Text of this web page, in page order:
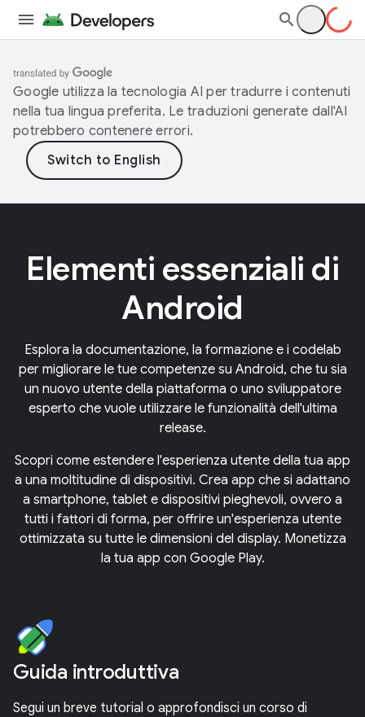
Google utilizza la tecnologia AI per tradurre i contenuti
nella tua lingua preferita. Le traduzioni generate dall'AI
potrebbero contenere errori.
Elementi essenziali di
Android
Esplora la documentazione, la formazione e i codelab
per migliorare le tue competenze su Android, che tu sia
un nuovo utente della piattaforma o uno sviluppatore
esperto che vuole utilizzare le funzionalità dell'ultima
release.
Scopri come estendere l'esperienza utente della tua app
a una moltitudine di dispositivi. Crea app che si adattano
a smartphone, tablet e dispositivi pieghevoli, ovvero a
tutti i fattori di forma, per offrire un'esperienza utente
ottimizzata su tutte le dimensioni del display. Monetizza
la tua app con Google Play.
Guida introduttiva
Segui un breve tutorial o approfondisci un corso di